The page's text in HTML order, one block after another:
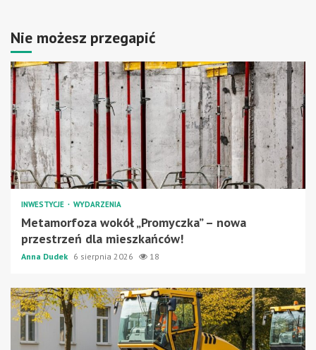
Nie możesz przegapić
INWESTYCJE WYDARZENIA
Metamorfoza wokół „Promyczka” – nowa
przestrzeń dla mieszkańców!
Anna Dudek 6 sierpnia 2026 18